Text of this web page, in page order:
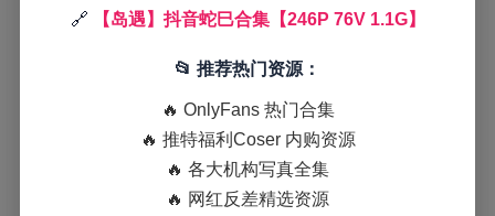
🔗
【岛遇】抖音蛇巳合集【246P 76V 1.1G】
📂 推荐热门资源：
🔥 OnlyFans 热门合集
🔥 推特福利Coser 内购资源
🔥 各大机构写真全集
🔥 网红反差精选资源